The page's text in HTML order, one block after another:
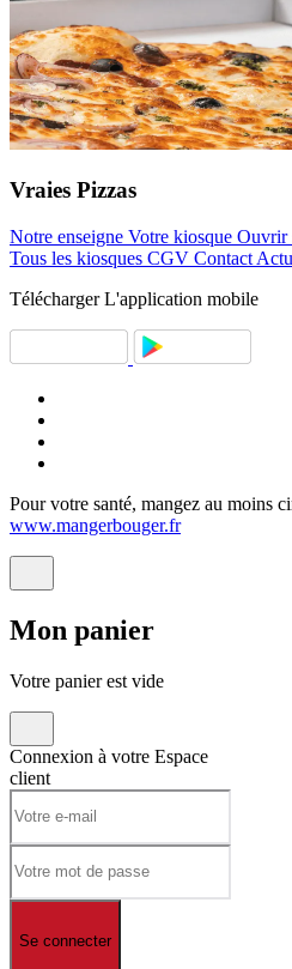
Vraies Pizzas
Notre enseigne Votre kiosque Ouvrir
Tous les kiosques CGV Contact
Télécharger L'application mobile
Pour votre santé, mangez au moins
www.mangerbouger.fr
Mon panier
Votre panier est vide
Connexion à votre Espace
client
Se connecter